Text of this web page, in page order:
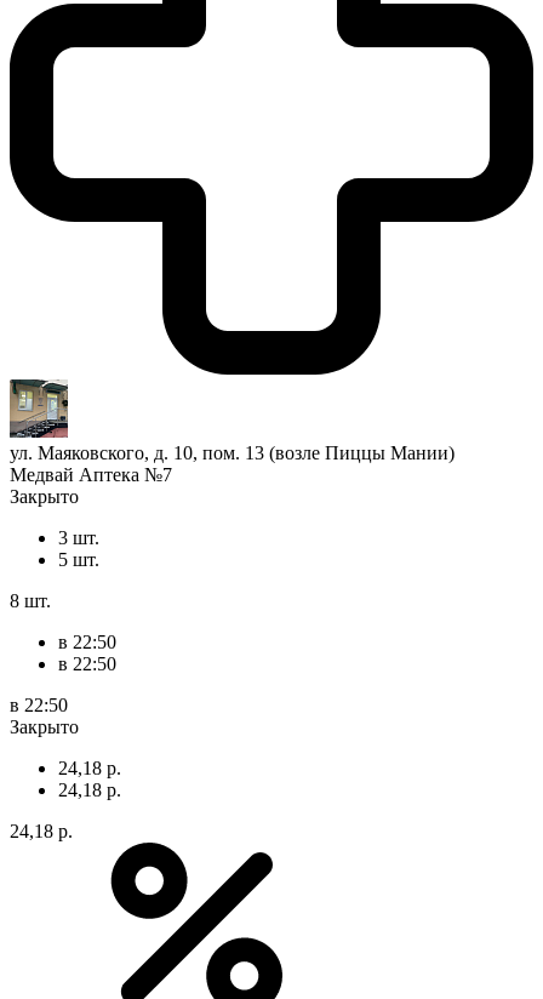
ул. Маяковского, д. 10, пом. 13 (возле Пиццы Мании)
Медвай Аптека №7
Закрыто
3 шт.
5 шт.
8 шт.
в 22:50
в 22:50
в 22:50
Закрыто
24,18 р.
24,18 р.
24,18 р.